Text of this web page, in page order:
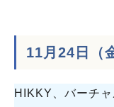
11月24日（
HIKKY、バーチ